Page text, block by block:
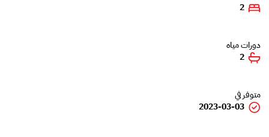
2
دورات مياه
2
متوفر في
2023-03-03